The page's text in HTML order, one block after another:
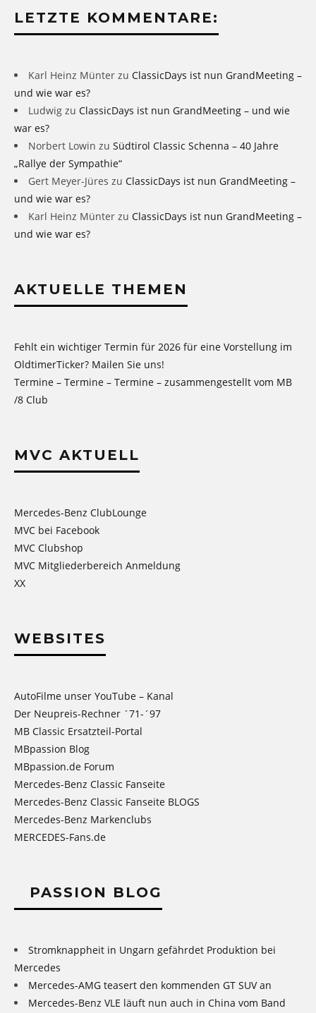
LETZTE KOMMENTARE:
Karl Heinz Münter zu ClassicDays ist nun GrandMeeting –
und wie war es?
Ludwig zu ClassicDays ist nun GrandMeeting – und wie
war es?
Norbert Lowin zu Südtirol Classic Schenna – 40 Jahre
„Rallye der Sympathie“
Gert Meyer-Jüres zu ClassicDays ist nun GrandMeeting –
und wie war es?
Karl Heinz Münter zu ClassicDays ist nun GrandMeeting –
und wie war es?
AKTUELLE THEMEN
Fehlt ein wichtiger Termin für 2026 für eine Vorstellung im
OldtimerTicker? Mailen Sie uns!
Termine – Termine – Termine – zusammengestellt vom MB
/8 Club
MVC AKTUELL
Mercedes-Benz ClubLounge
MVC bei Facebook
MVC Clubshop
MVC Mitgliederbereich Anmeldung
XX
WEBSITES
AutoFilme unser YouTube – Kanal
Der Neupreis-Rechner ´71-´97
MB Classic Ersatzteil-Portal
MBpassion Blog
MBpassion.de Forum
Mercedes-Benz Classic Fanseite
Mercedes-Benz Classic Fanseite BLOGS
Mercedes-Benz Markenclubs
MERCEDES-Fans.de
PASSION BLOG
Stromknappheit in Ungarn gefährdet Produktion bei
Mercedes
Mercedes-AMG teasert den kommenden GT SUV an
Mercedes-Benz VLE läuft nun auch in China vom Band